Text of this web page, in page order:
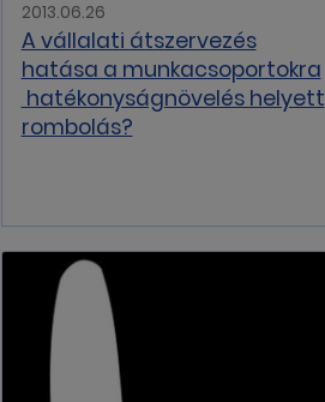
2013.06.26
A vállalati átszervezés
hatása a munkacsoportokra
 hatékonyságnövelés helyett
rombolás?